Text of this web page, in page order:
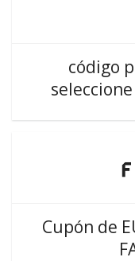
código
Cupón de